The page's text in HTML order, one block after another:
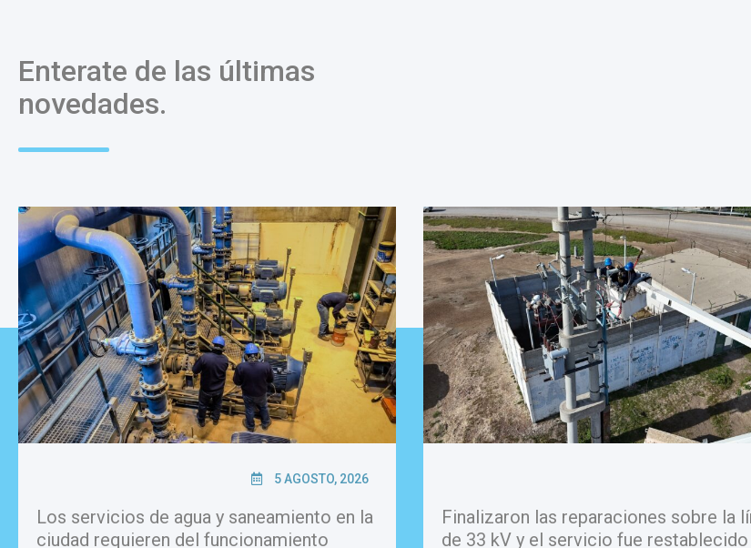
Enterate de las últimas
novedades.
5 AGOSTO, 2026
Los servicios de agua y saneamiento en la
ciudad requieren del funcionamiento
Finalizaron las reparaciones sobre la
de 33 kV y el servicio fue restablecido